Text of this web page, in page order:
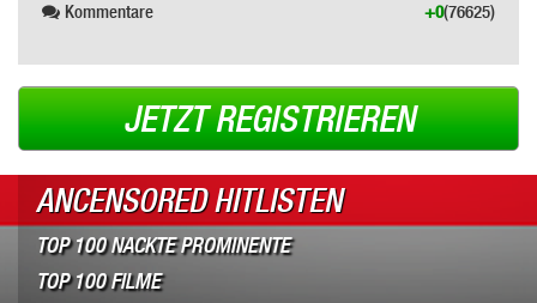
Kommentare (76625)
+0
JETZT REGISTRIEREN
ANCENSORED HITLISTEN
TOP 100 NACKTE PROMINENTE
TOP 100 FILME